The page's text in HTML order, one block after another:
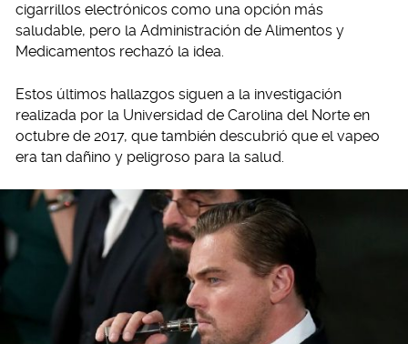
cigarrillos electrónicos como una opción más
saludable, pero la Administración de Alimentos y
Medicamentos rechazó la idea.
Estos últimos hallazgos siguen a la investigación
realizada por la Universidad de Carolina del Norte en
octubre de 2017, que también descubrió que el vapeo
era tan dañino y peligroso para la salud.